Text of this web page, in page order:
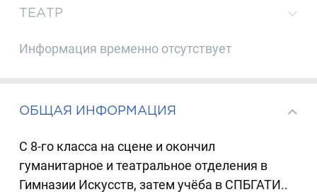
ТЕАТР
Информация временно отсутствует
ОБЩАЯ ИНФОРМАЦИЯ
С 8-го класса на сцене и окончил
гуманитарное и театральное отделения в
Гимназии Искусств, затем учёба в СПБГАТИ..